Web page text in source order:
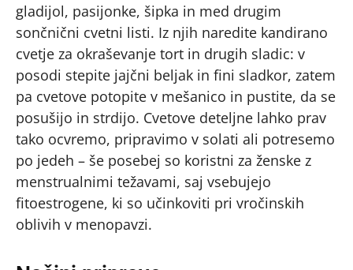
gladijol, pasijonke, šipka in med drugim
sončnični cvetni listi. Iz njih naredite kandirano
cvetje za okraševanje tort in drugih sladic: v
posodi stepite jajčni beljak in fini sladkor, zatem
pa cvetove potopite v mešanico in pustite, da se
posušijo in strdijo. Cvetove deteljne lahko prav
tako ocvremo, pripravimo v solati ali potresemo
po jedeh – še posebej so koristni za ženske z
menstrualnimi težavami, saj vsebujejo
fitoestrogene, ki so učinkoviti pri vročinskih
oblivih v menopavzi.